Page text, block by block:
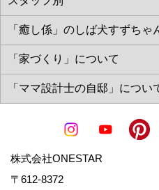
株式会社ONESTAR
〒612-8372